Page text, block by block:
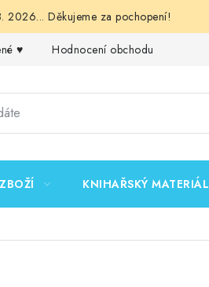
2026... Děkujeme za pochopení!
♥️ Hodnocení obchodu
KNIHAŘSKÝ MATERIÁL